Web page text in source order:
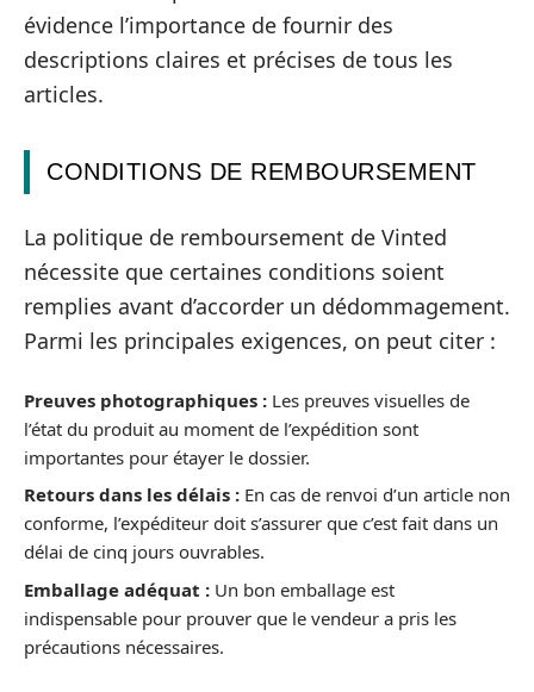
évidence l’importance de fournir des
descriptions claires et précises de tous les
articles.
CONDITIONS DE REMBOURSEMENT
La politique de remboursement de Vinted
nécessite que certaines conditions soient
remplies avant d’accorder un dédommagement.
Parmi les principales exigences, on peut citer :
Preuves photographiques : Les preuves visuelles de
l’état du produit au moment de l’expédition sont
importantes pour étayer le dossier.
Retours dans les délais : En cas de renvoi d’un article non
conforme, l’expéditeur doit s’assurer que c’est fait dans un
délai de cinq jours ouvrables.
Emballage adéquat : Un bon emballage est
indispensable pour prouver que le vendeur a pris les
précautions nécessaires.